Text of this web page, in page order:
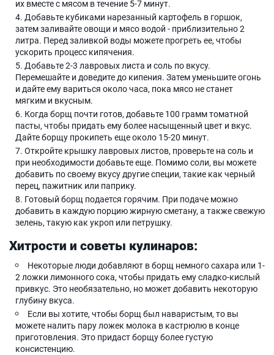
их вместе с мясом в течение 5-7 минут.
Добавьте кубиками нарезанный картофель в горшок,
затем заливайте овощи и мясо водой - приблизительно 2
литра. Перед заливкой воды можете прогреть ее, чтобы
ускорить процесс кипячения.
Добавьте 2-3 лавровых листа и соль по вкусу.
Перемешайте и доведите до кипения. Затем уменьшите огонь
и дайте ему вариться около часа, пока мясо не станет
мягким и вкусным.
Когда борщ почти готов, добавьте 100 грамм томатной
пасты, чтобы придать ему более насыщенный цвет и вкус.
Дайте борщу прокипеть еще около 15-20 минут.
Откройте крышку лавровых листов, проверьте на соль и
при необходимости добавьте еще. Помимо соли, вы можете
добавить по своему вкусу другие специи, такие как черный
перец, пажитник или паприку.
Готовый борщ подается горячим. При подаче можно
добавить в каждую порцию жирную сметану, а также свежую
зелень, такую как укроп или петрушку.
Хитрости и советы кулинаров:
Некоторые люди добавляют в борщ немного сахара или 1-
2 ложки лимонного сока, чтобы придать ему сладко-кислый
привкус. Это необязательно, но может добавить некоторую
глубину вкуса.
Если вы хотите, чтобы борщ был наваристым, то вы
можете налить пару ложек молока в кастрюлю в конце
приготовления. Это придаст борщу более густую
консистенцию.